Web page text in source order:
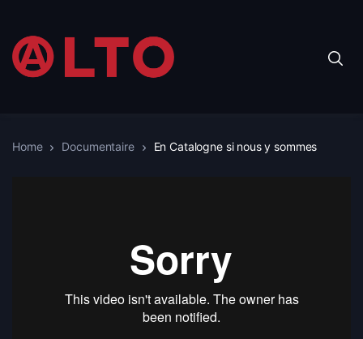
Home Documentaire En Catalogne si nous y sommes